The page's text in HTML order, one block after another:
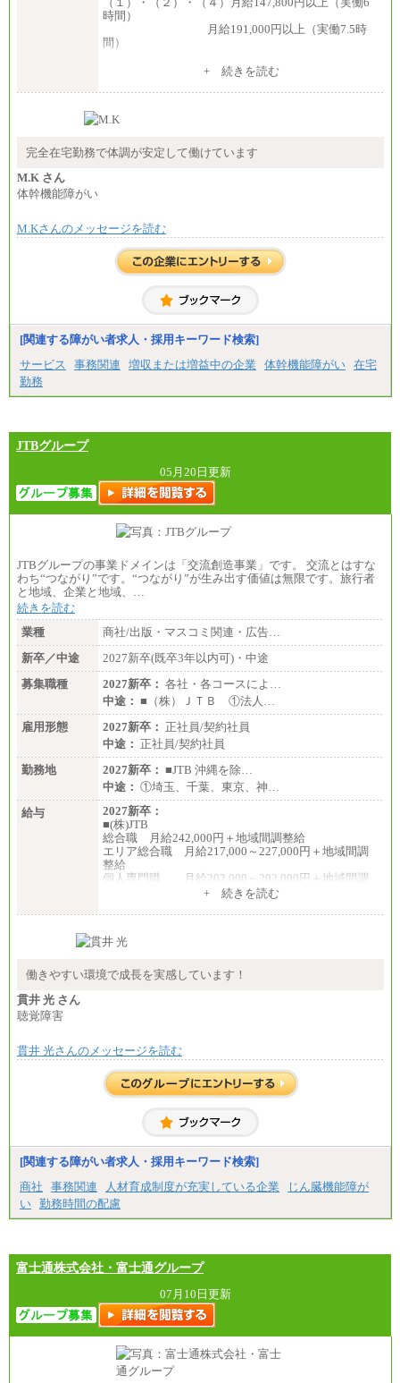
時間）
月給191,000円以上（実働7.5時
間）
（３）月給191,000円以上（実働7.5時間）
（５）月給147,800円以上（実働6時間）
時給 1,226円（実働4.5時間）
間額換算額）
・退職金相当手当 37円
ざいません。
+ 続きを読む
完全在宅勤務で体調が安定して働けています
M.K さん
体幹機能障がい
M.Kさんのメッセージを読む
[関連する障がい者求人・採用キーワード検索]
サービス
事務関連 増収または増益中の企業 体幹機能障がい 在宅
勤務
JTBグループ
05月20日更新
JTBグループの事業ドメインは「交流創造事業」です。 交流とはすな
わち“つながり”です。“つながり”が生み出す価値は無限です。旅行者
と地域、企業と地域、…
続きを読む
業種
商社/出版・マスコミ関連・広告…
新卒／中途
2027新卒(既卒3年以内可)・中途
募集職種
2027新卒： 各社・各コースによ…
中途： ■（株）ＪＴＢ ①法人…
雇用形態
2027新卒： 正社員/契約社員
中途： 正社員/契約社員
勤務地
2027新卒： ■JTB 沖縄を除…
中途： ①埼玉、千葉、東京、神…
給与
2027新卒：
■(株)JTB
総合職 月給242,000円＋地域間調整給
エリア総合職 月給217,000～227,000円＋地域間調
整給
個人専門職 月給202,000～202,000円＋地域間調
総合職 月給208,000～235,000円
※詳細はJTBキャリアサイトよりご確認ください。
総合職 月給220,000～230,000円＋地域間調整給
整給
※詳細はJTBキャリアサイトよりご確認ください。
■(株)JTBコミュニケーションデザイン
総合職 月給230,000円
みなし残業手当：20,000円（一律支給）※みなし
残業手当の残業時間は10.43時間。
間に応じて、時間外手当等を支給。
エリアサポート職 月給188,000円
■（株）JTBグローバルマーケティング＆トラベル
訪日事業職 月給202,000～227,000円＋地域間調整
給
※詳細はJTBキャリアサイトよりご確認ください。
■(株)JTBビジネストランスフォーム
総合職 月給205,000～225,000円＋地域間調整給
エリア総合職 月給185,000円＋地域間調整給
+ 続きを読む
働きやすい環境で成長を実感しています！
貫井 光 さん
聴覚障害
貫井 光さんのメッセージを読む
[関連する障がい者求人・採用キーワード検索]
商社
事務関連 人材育成制度が充実している企業
じん臓機能障が
い 勤務時間の配慮
富士通株式会社・富士通グループ
07月10日更新